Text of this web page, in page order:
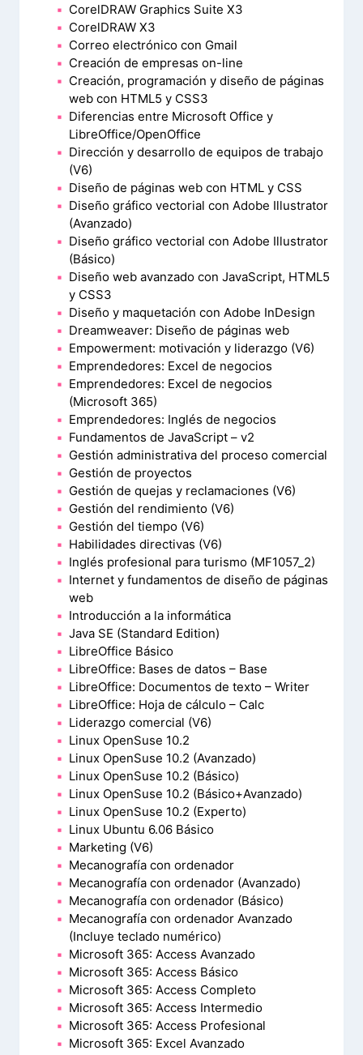
CorelDRAW Graphics Suite X3
CorelDRAW X3
Correo electrónico con Gmail
Creación de empresas on-line
Creación, programación y diseño de páginas
web con HTML5 y CSS3
Diferencias entre Microsoft Office y
LibreOffice/OpenOffice
Dirección y desarrollo de equipos de trabajo
(V6)
Diseño de páginas web con HTML y CSS
Diseño gráfico vectorial con Adobe Illustrator
(Avanzado)
Diseño gráfico vectorial con Adobe Illustrator
(Básico)
Diseño web avanzado con JavaScript, HTML5
y CSS3
Diseño y maquetación con Adobe InDesign
Dreamweaver: Diseño de páginas web
Empowerment: motivación y liderazgo (V6)
Emprendedores: Excel de negocios
Emprendedores: Excel de negocios
(Microsoft 365)
Emprendedores: Inglés de negocios
Fundamentos de JavaScript – v2
Gestión administrativa del proceso comercial
Gestión de proyectos
Gestión de quejas y reclamaciones (V6)
Gestión del rendimiento (V6)
Gestión del tiempo (V6)
Habilidades directivas (V6)
Inglés profesional para turismo (MF1057_2)
Internet y fundamentos de diseño de páginas
web
Introducción a la informática
Java SE (Standard Edition)
LibreOffice Básico
LibreOffice: Bases de datos – Base
LibreOffice: Documentos de texto – Writer
LibreOffice: Hoja de cálculo – Calc
Liderazgo comercial (V6)
Linux OpenSuse 10.2
Linux OpenSuse 10.2 (Avanzado)
Linux OpenSuse 10.2 (Básico)
Linux OpenSuse 10.2 (Básico+Avanzado)
Linux OpenSuse 10.2 (Experto)
Linux Ubuntu 6.06 Básico
Marketing (V6)
Mecanografía con ordenador
Mecanografía con ordenador (Avanzado)
Mecanografía con ordenador (Básico)
Mecanografía con ordenador Avanzado
(Incluye teclado numérico)
Microsoft 365: Access Avanzado
Microsoft 365: Access Básico
Microsoft 365: Access Completo
Microsoft 365: Access Intermedio
Microsoft 365: Access Profesional
Microsoft 365: Excel Avanzado